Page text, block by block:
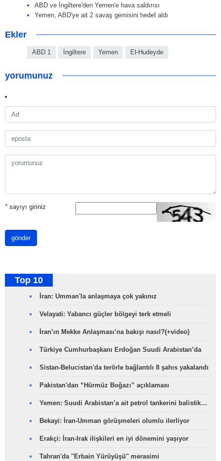
ABD ve İngiltere'den Yemen'e hava saldırısı
Yemen, ABD'ye ait 2 savaş gemisini hedef aldı
Ekler
ABD 1 İngiltere Yemen El-Hudeyde
yorumunuz
*sayıyı giriniz
gönder
Top 10
İran: Umman'la anlaşmaya çok yakınız
Velayati: Yabancı güçler bölgeyi terk etmeli
İran’ın Mekke Anlaşması’na bakışı nasıl?(+video)
Türkiye Cumhurbaşkanı Erdoğan Suudi Arabistan’da
Sistan-Belucistan'da terörle bağlantılı 8 şahıs yakalandı
Pakistan'dan “Hürmüz Boğazı” açıklaması
Yemen: Suudi Arabistan’a ait petrol tankerini balistik…
Bekayi: İran-Umman görüşmeleri olumlu ilerliyor
Erakçi: İran-Irak ilişkileri en iyi dönemini yaşıyor
Tahran'da ''Erbain Yürüyüşü'' merasimi